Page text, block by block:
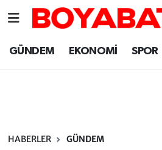
GÜNDEM EKONOMİ SPOR
HABERLER GÜNDEM
Sinop Nöbetçi Eczaneler
Sinop Trafik Yoğunluk